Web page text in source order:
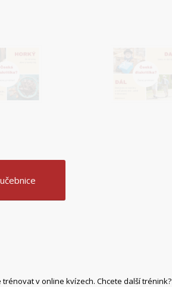
v online kvízech. Chcete další trénink?